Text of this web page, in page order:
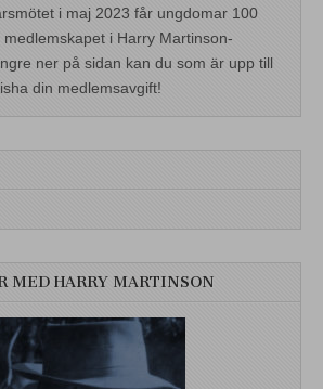
i maj 2023 får ungdomar 100
i Harry Martinson-
ner på sidan kan du som är upp till
din medlemsavgift!
MED HARRY MARTINSON